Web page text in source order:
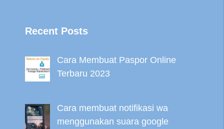
Recent Posts
Cara Membuat Paspor Online
Terbaru 2023
Cara membuat notifikasi wa
menggunakan suara google